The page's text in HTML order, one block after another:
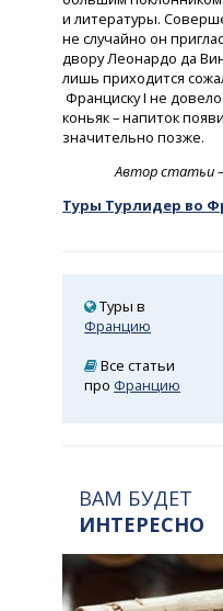
и литературы.
не случайно он
двору Леонардо да
лишь приходится
Франциску I не
коньяк – напиток
значительно позже.
Автор статьи
Туры Турлидер во
Туры в
Францию
Все статьи
про Францию
ВАМ БУДЕТ
ИНТЕРЕСНО